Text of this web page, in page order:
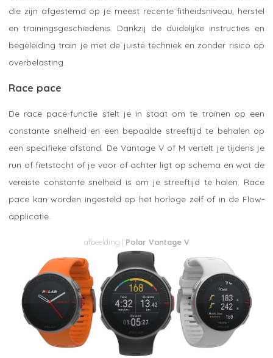
die zijn afgestemd op je meest recente fitheidsniveau, herstel
en trainingsgeschiedenis. Dankzij de duidelijke instructies en
begeleiding train je met de juiste techniek en zonder risico op
overbelasting.
Race pace
De race pace-functie stelt je in staat om te trainen op een
constante snelheid en een bepaalde streeftijd te behalen op
een specifieke afstand. De Vantage V of M vertelt je tijdens je
run of fietstocht of je voor of achter ligt op schema en wat de
vereiste constante snelheid is om je streeftijd te halen. Race
pace kan worden ingesteld op het horloge zelf of in de Flow-
applicatie.
Polar Vantage V